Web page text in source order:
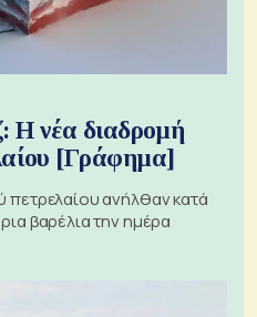
Η νέα διαδρομή
[Γράφημα]
ανήλθαν κατά
βαρέλια την ημέρα